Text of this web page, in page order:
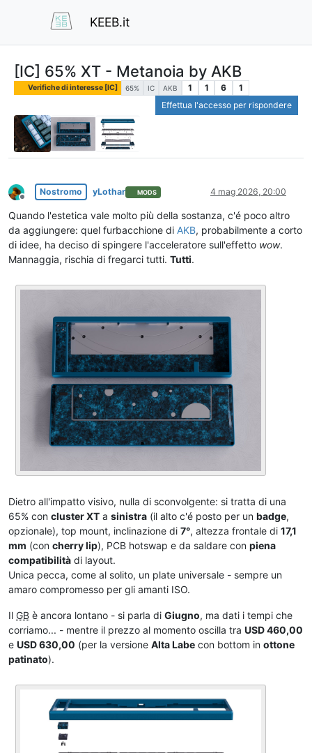
KEEB.it
[IC] 65% XT - Metanoia by AKB
Verifiche di interesse [IC] 65% IC AKB 1 1 6
1
Effettua l'accesso per rispondere
Non in linea
Nostromo yLothar MODS 4 mag 2026, 20:00
Quando l'estetica vale molto più della sostanza, c'é poco altro
da aggiungere: quel furbacchione di AKB, probabilmente a corto
di idee, ha deciso di spingere l'acceleratore sull'effetto wow.
Mannaggia, rischia di fregarci tutti. Tutti.
Dietro all'impatto visivo, nulla di sconvolgente: si tratta di una
65% con cluster XT a sinistra (il alto c'é posto per un badge,
opzionale), top mount, inclinazione di 7°, altezza frontale di 17,1
mm (con cherry lip), PCB hotswap e da saldare con piena
compatibilità di layout.
Unica pecca, come al solito, un plate universale - sempre un
amaro compromesso per gli amanti ISO.
Il GB è ancora lontano - si parla di Giugno, ma dati i tempi che
corriamo... - mentre il prezzo al momento oscilla tra USD 460,00
e USD 630,00 (per la versione Alta Labe con bottom in ottone
patinato).